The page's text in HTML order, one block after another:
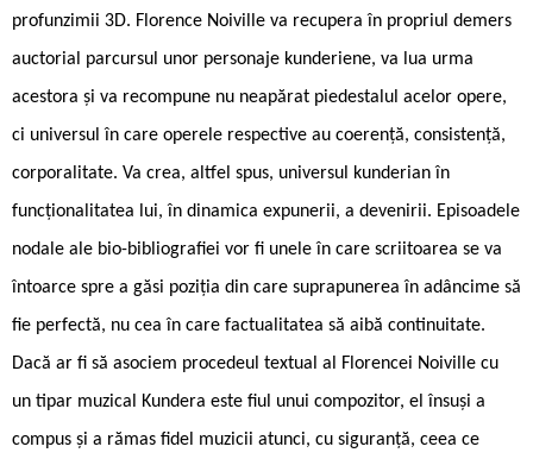
profunzimii 3D. Florence Noiville va recupera în propriul demers
auctorial parcursul unor personaje kunderiene, va lua urma
acestora și va recompune nu neapărat piedestalul acelor opere,
ci universul în care operele respective au coerență, consistență,
corporalitate. Va crea, altfel spus, universul kunderian în
funcționalitatea lui, în dinamica expunerii, a devenirii. Episoadele
nodale ale bio-bibliografiei vor fi unele în care scriitoarea se va
întoarce spre a găsi poziția din care suprapunerea în adâncime să
fie perfectă, nu cea în care factualitatea să aibă continuitate.
Dacă ar fi să asociem procedeul textual al Florencei Noiville cu
un tipar muzical Kundera este fiul unui compozitor, el însuși a
compus și a rămas fidel muzicii atunci, cu siguranță, ceea ce